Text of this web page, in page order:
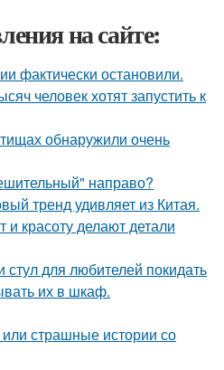
на сайте:
фактически остановили.
человек хотят запустить к
обнаружили очень
направо?
тренд удивляет из Китая.
и красоту делают детали
для любителей покидать
их в шкаф.
страшные истории со